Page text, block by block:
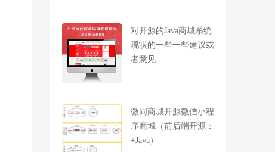
对开源的Java商城系统
现状的一些一些建议或
者意见
微同商城开源微信小程
序商城（前后端开源：
+Java）